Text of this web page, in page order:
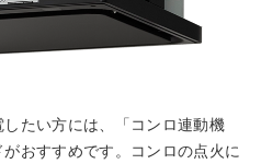
たい方には、「コンロ連動機
おすすめです。コンロの点火に